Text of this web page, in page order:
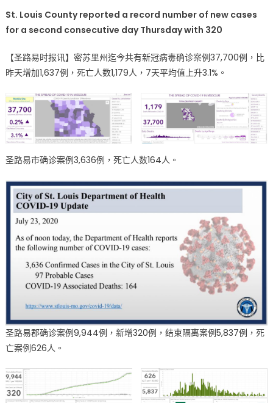
疫
情
新
数
密
续
三
创
新
确
案
1,637
例
易
四
续
St. Louis County reported a record number of new cases
for a second consecutive day Thursday with 320
【圣路易时报讯】密苏里州迄今共有新冠病毒确诊案例37,700例，比
昨天增加1,637例，死亡人数1,179人，7天平均值上升3.1%。
圣路易市确诊案例3,636例，死亡人数164人。
圣路易郡确诊案例9,944例，新增320例，结束隔离案例5,837例，死
亡案例626人。